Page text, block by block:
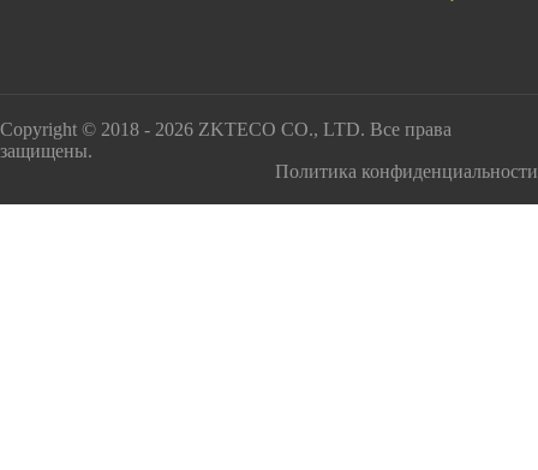
Copyright © 2018 - 2026 ZKTECO CO., LTD. Все права
защищены.
Политика конфиденциальности